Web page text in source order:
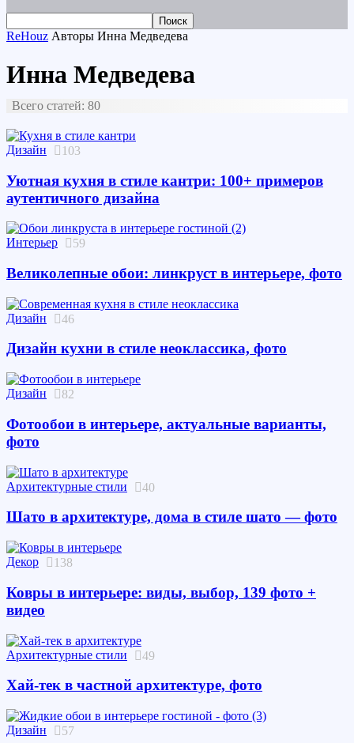
ReHouz Авторы Инна Медведева
Инна Медведева
Всего статей: 80
Дизайн 103
Уютная кухня в стиле кантри: 100+ примеров
аутентичного дизайна
Интерьер 59
Великолепные обои: линкруст в интерьере, фото
Дизайн 46
Дизайн кухни в стиле неоклассика, фото
Дизайн 82
Фотообои в интерьере, актуальные варианты,
фото
Архитектурные стили 40
Шато в архитектуре, дома в стиле шато — фото
Декор 138
Ковры в интерьере: виды, выбор, 139 фото +
видео
Архитектурные стили 49
Хай-тек в частной архитектуре, фото
Дизайн 57